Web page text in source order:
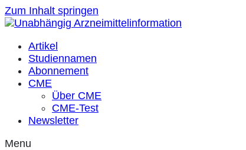
Zum Inhalt springen
Artikel
Studiennamen
Abonnement
CME
Über CME
CME-Test
Newsletter
Menu